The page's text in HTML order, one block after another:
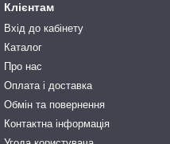
Клієнтам
Вхід до кабінету
Каталог
Про нас
Оплата і доставка
Обмін та повернення
Контактна інформація